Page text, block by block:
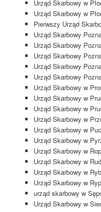
Urząd Skarbowy w
Urząd Skarbowy w
Pierwszy Urząd
Urząd Skarbowy
Urząd Skarbowy
Urząd Skarbowy
Urząd Skarbowy
Urząd Skarbowy
Urząd Skarbowy w
Urząd Skarbowy w
Urząd Skarbowy w
Urząd Skarbowy w
Urząd Skarbowy w
Urząd Skarbowy w
Urząd Skarbowy w
Urząd Skarbowy w
Urząd Skarbowy w
Urząd Skarbowy w
urząd skarbowy w
Urząd Skarbowy w